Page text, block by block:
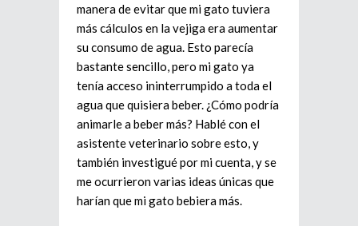
manera de evitar que mi gato tuviera
más cálculos en la vejiga era aumentar
su consumo de agua. Esto parecía
bastante sencillo, pero mi gato ya
tenía acceso ininterrumpido a toda el
agua que quisiera beber. ¿Cómo podría
animarle a beber más? Hablé con el
asistente veterinario sobre esto, y
también investigué por mi cuenta, y se
me ocurrieron varias ideas únicas que
harían que mi gato bebiera más.